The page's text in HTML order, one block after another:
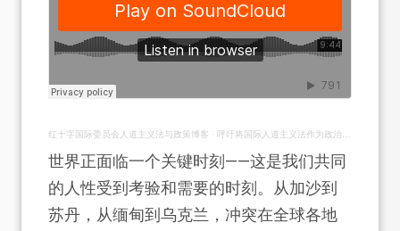
红十字国际委员会人道主义法与政策博客 · 呼吁将国际人道主义法作为政治优先事项
世界正面临一个关键时刻——这是我们共同
的人性受到考验和需要的时刻。从加沙到
苏丹，从缅甸到乌克兰，冲突在全球各地